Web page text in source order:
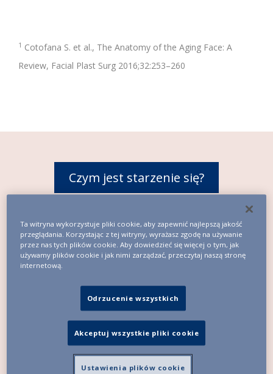
1 Cotofana S. et al., The Anatomy of the Aging Face: A
Review, Facial Plast Surg 2016;32:253–260
Czym jest starzenie się?
Ta witryna wykorzystuje pliki cookie, aby zapewnić najlepszą jakość
przeglądania. Korzystając z tej witryny, wyrażasz zgodę na używanie
przez nas tych plików cookie. Aby dowiedzieć się więcej o tym, jak
używamy plików cookie i jak nimi zarządzać, przeczytaj naszą stronę
internetową.
Odrzucenie wszystkich
Akceptuj wszystkie pliki cookie
Ustawienia plików cookie